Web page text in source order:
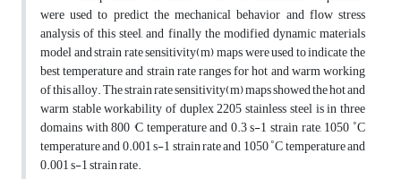
were used to predict the mechanical behavior and flow stress
analysis of this steel, and finally the modified dynamic materials
model and strain rate sensitivity(m) maps were used to indicate the
best temperature and strain rate ranges for hot and warm working
of this alloy. The strain rate sensitivity(m) maps showed the hot and
warm stable workability of duplex 2205 stainless steel is in three
domains with 800 °C temperature and 0.3 s-1 strain rate, 1050 ˚C
temperature and 0.001 s-1 strain rate and 1050 ˚C temperature and
0.001 s-1 strain rate.